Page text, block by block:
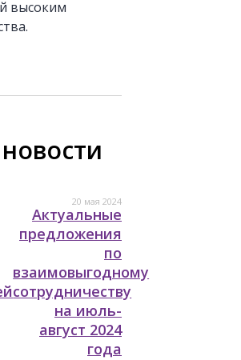
высоким
20 мая 2024
Актуальные
предложения
по
взаимовыгодному
сотрудничеству
на июль-
август 2024
года